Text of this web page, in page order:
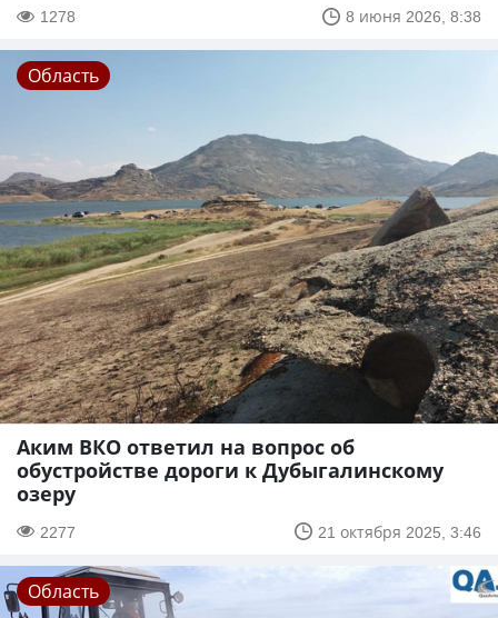
1278 8 июня 2026, 8:38
Область
Аким ВКО ответил на вопрос об
обустройстве дороги к Дубыгалинскому
озеру
2277 21 октября 2025, 3:46
Область